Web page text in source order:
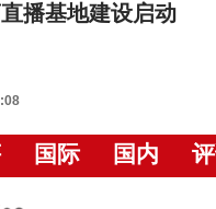
播基地建设启动
国际 国内